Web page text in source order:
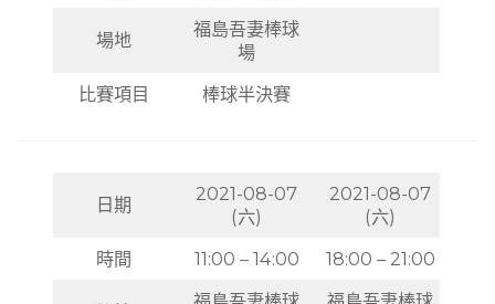
場地
福島吾妻棒球
場
比賽項目
棒球半決賽
日期
2021-08-07
(六)
2021-08-07
(六)
時間
11:00 – 14:00 18:00 – 21:00